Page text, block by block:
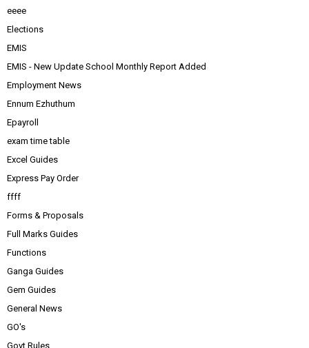
eeee
Elections
EMIS
EMIS - New Update School Monthly Report Added
Employment News
Ennum Ezhuthum
Epayroll
exam time table
Excel Guides
Express Pay Order
ffff
Forms & Proposals
Full Marks Guides
Functions
Ganga Guides
Gem Guides
General News
GO's
Govt Rules